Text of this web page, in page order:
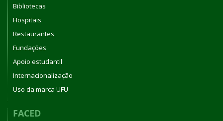
Bibliotecas
Hospitais
Restaurantes
Fundações
Apoio estudantil
Internacionalização
Uso da marca UFU
FACED